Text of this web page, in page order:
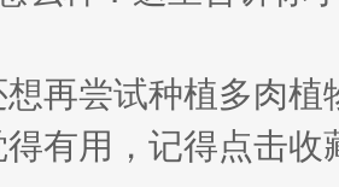
再尝试种植多肉
有用，记得点击收